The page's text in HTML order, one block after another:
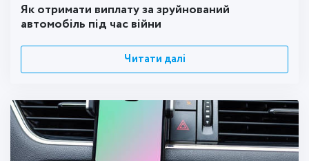
Як отримати виплату за зруйнований
автомобіль під час війни
Читати далі